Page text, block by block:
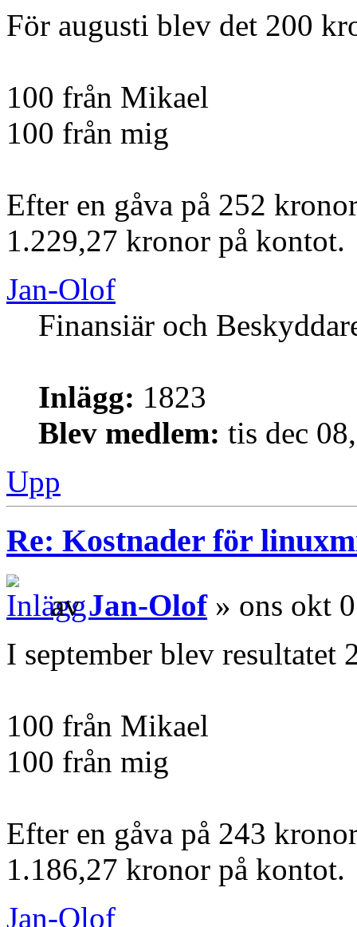
För augusti blev det 200
100 från Mikael
100 från mig
Efter en gåva på 252
1.229,27 kronor på kontot.
Jan-Olof
Finansiär och
Inlägg: 1823
Blev medlem: tis dec
Upp
Re: Kostnader för
avJan-Olof» ons okt
I september blev resultatet
100 från Mikael
100 från mig
Efter en gåva på 243
1.186,27 kronor på kontot.
Jan-Olof